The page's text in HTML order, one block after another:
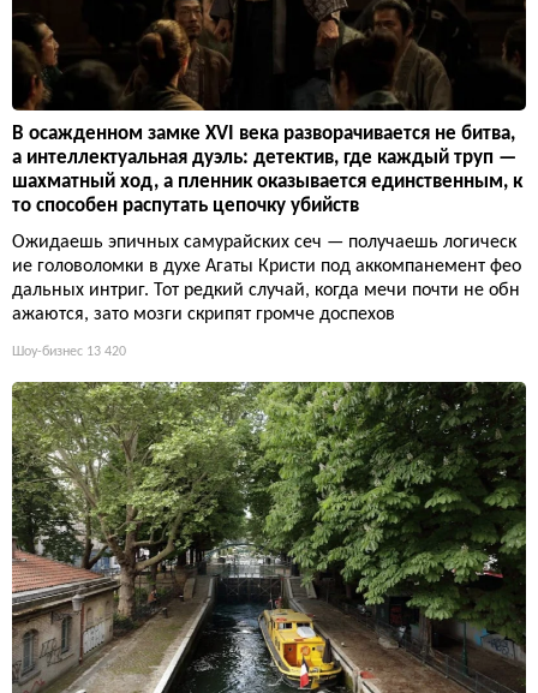
В осажденном замке XVI века разворачивается не битва,
а интеллектуальная дуэль: детектив, где каждый труп —
шахматный ход, а пленник оказывается единственным, к
то способен распутать цепочку убийств
Ожидаешь эпичных самурайских сеч — получаешь логическ
ие головоломки в духе Агаты Кристи под аккомпанемент фео
дальных интриг. Тот редкий случай, когда мечи почти не обн
ажаются, зато мозги скрипят громче доспехов
Шоу-бизнес 13 420